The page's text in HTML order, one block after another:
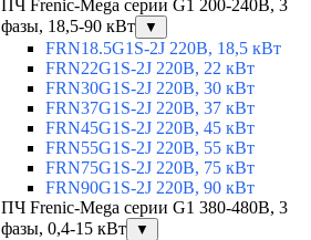
ПЧ Frenic-Mega серии G1 200-240В, 3
фазы, 18,5-90 кВт
▼
FRN18.5G1S-2J 220В, 18,5 кВт
FRN22G1S-2J 220В, 22 кВт
FRN30G1S-2J 220В, 30 кВт
FRN37G1S-2J 220В, 37 кВт
FRN45G1S-2J 220В, 45 кВт
FRN55G1S-2J 220В, 55 кВт
FRN75G1S-2J 220В, 75 кВт
FRN90G1S-2J 220В, 90 кВт
ПЧ Frenic-Mega серии G1 380-480В, 3
фазы, 0,4-15 кВт
▼